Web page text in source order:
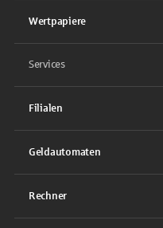
Wertpapiere
Services
Filialen
Geldautomaten
Rechner